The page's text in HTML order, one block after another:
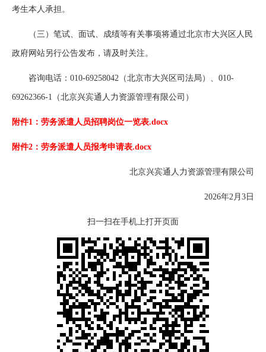
考生本人承担。
（三）笔试、面试、成绩等有关事项将通过北京市大兴区人民
政府网站另行公告发布，请及时关注。
咨询电话：010-69258042（北京市大兴区司法局）、010-
69262366-1（北京兴宾通人力资源管理有限公司）
附件1：劳务派遣人员招聘岗位一览表.docx
附件2：劳务派遣人员报考申请表.docx
北京兴宾通人力资源管理有限公司
2026年2月3日
扫一扫在手机上打开页面